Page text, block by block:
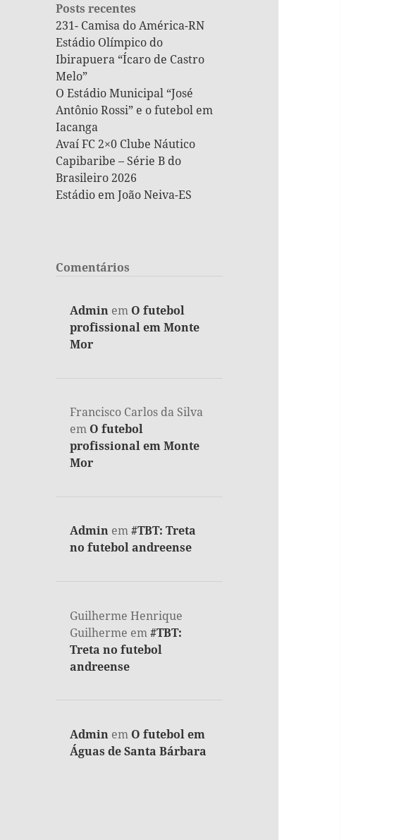
Posts recentes
231- Camisa do América-RN
Estádio Olímpico do
Ibirapuera “Ícaro de Castro
Melo”
O Estádio Municipal “José
Antônio Rossi” e o futebol em
Iacanga
Avaí FC 2×0 Clube Náutico
Capibaribe – Série B do
Brasileiro 2026
Estádio em João Neiva-ES
Comentários
Admin em O futebol
profissional em Monte
Mor
Francisco Carlos da Silva
em O futebol
profissional em Monte
Mor
Admin em#TBT: Treta
no futebol andreense
Guilherme Henrique
Guilherme em#TBT:
Treta no futebol
andreense
Admin em O futebol em
Águas de Santa Bárbara